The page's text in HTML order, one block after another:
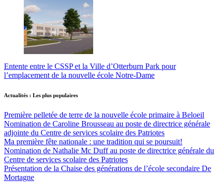
Entente entre le CSSP et la Ville d’Otterburn Park pour
l’emplacement de la nouvelle école Notre-Dame
Actualités : Les plus populaires
Première pelletée de terre de la nouvelle école primaire à Beloeil
Nomination de Caroline Brousseau au poste de directrice générale
adjointe du Centre de services scolaire des Patriotes
Ma première fête nationale : une tradition qui se poursuit!
Nomination de Nathalie Mc Duff au poste de directrice générale du
Centre de services scolaire des Patriotes
Présentation de la Chaise des générations de l’école secondaire De
Mortagne